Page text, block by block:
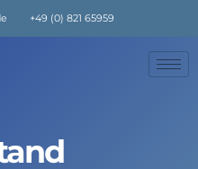
+49 (0) 821 65959